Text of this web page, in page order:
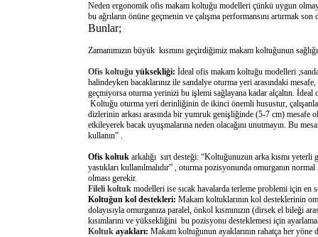
Neden ergonomik ofis makam koltuğu modelleri çünkü uygun
bu ağrıların önüne geçmenin ve çalışma performansını artırmak
Bunlar;
Zamanımızın büyük kısmını geçirdiğimiz makam koltuğunun
Ofis koltuğu yüksekliği: İdeal ofis makam koltuğu modelleri
halindeyken bacaklarınız ile sandalye oturma yeri arasındaki
geçmiyorsa oturma yerinizi bu işlemi sağlayana kadar alçaltın.
Koltuğu oturma yeri derinliğinin de ikinci önemli husustur,
dizlerinin arkası arasında bir yumruk genişliğinde (5-7 cm) mesafe
etkileyerek bacak uyuşmalarına neden olacağını unutmayın. Bu
kullanın” .
Ofis koltuk arkalığı sırt desteği: “Koltuğunuzun arka kısmı
yastıkları kullanılmalıdır” , oturma pozisyonunda omurganın
olması gerekir.
Fileli koltuk modelleri ise sıcak havalarda terleme problemi için
Koltuğun kol destekleri: Makam koltuklarının kol desteklerinin
dolayısıyla omurganıza paralel, önkol kısmınızın (dirsek el bileği
kısımlarını ve yüksekliğini bu pozisyonu desteklemesi için
Koltuk ayakları: Makam koltuğunun ayaklarının rahatça her